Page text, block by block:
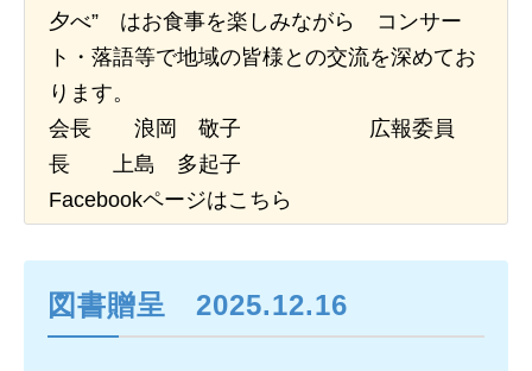
LINK
CONTACT
会員専用
MEMBERS ONLY
夕べ” はお食事を楽しみながら コンサー
ト・落語等で地域の皆様との交流を深めてお
ります。
会長 浪岡 敬子 広報委員
長 上島 多起子
Facebookページはこちら
図書贈呈 2025.12.16